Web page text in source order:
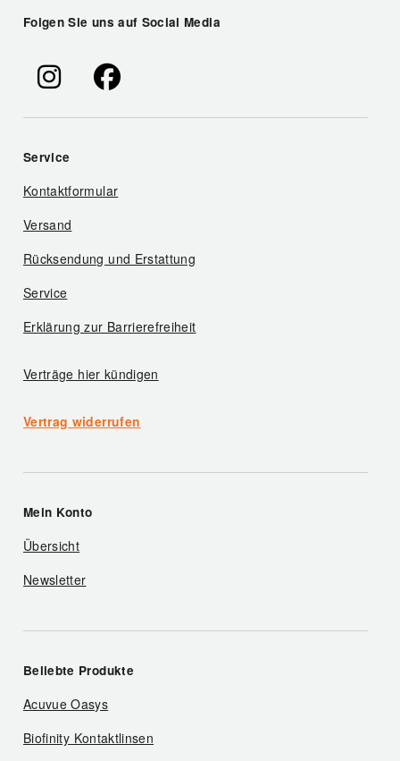
Folgen Sie uns auf Social Media
Service
Kontaktformular
Versand
Rücksendung und Erstattung
Service
Erklärung zur Barrierefreiheit
Verträge hier kündigen
Vertrag widerrufen
Mein Konto
Übersicht
Newsletter
Beliebte Produkte
Acuvue Oasys
Biofinity Kontaktlinsen